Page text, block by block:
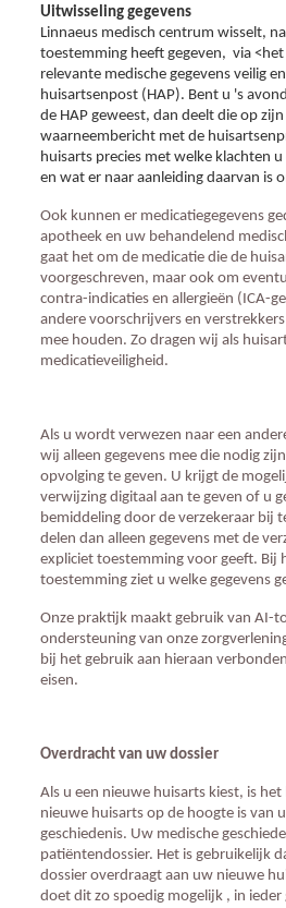
Uitwisseling gegevens
Linnaeus medisch centrum wisselt,
toestemming heeft gegeven, via
relevante medische gegevens veilig
huisartsenpost (HAP). Bent u 's
de HAP geweest, dan deelt die op
waarneembericht met de
huisarts precies met welke klachten
en wat er naar aanleiding daarvan is
Ook kunnen er medicatiegegevens
apotheek en uw behandelend
gaat het om de medicatie die de
voorgeschreven, maar ook om
contra-indicaties en allergieën (ICA-
andere voorschrijvers en
mee houden. Zo dragen wij als
medicatieveiligheid.
Als u wordt verwezen naar een
wij alleen gegevens mee die nodig
opvolging te geven. U krijgt de
verwijzing digitaal aan te geven of u
bemiddeling door de verzekeraar bij
delen dan alleen gegevens met de
expliciet toestemming voor geeft. Bij
toestemming ziet u welke gegevens
Onze praktijk maakt gebruik van AI-
ondersteuning van onze
bij het gebruik aan hieraan
eisen.
Overdracht van uw dossier
Als u een nieuwe huisarts kiest, is
nieuwe huisarts op de hoogte is van
geschiedenis. Uw medische
patiëntendossier. Het is gebruikelijk
dossier overdraagt aan uw nieuwe
doet dit zo spoedig mogelijk , in ieder